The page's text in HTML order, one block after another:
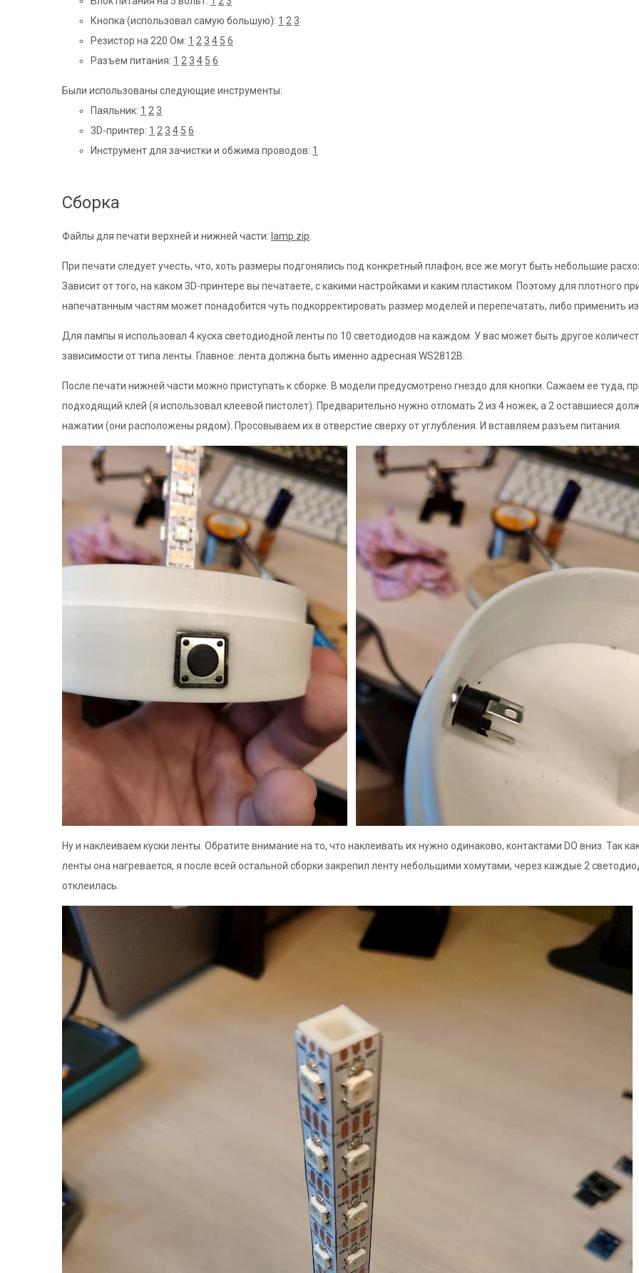
Кнопка (использовал самую большую): 1 2 3
Резистор на 220 Ом: 1 2 3 4 5 6
Разъем питания: 1 2 3 4 5 6
Были использованы следующие инструменты:
Паяльник: 1 2 3
3D-принтер: 1 2 3 4 5 6
Инструмент для зачистки и обжима проводов: 1
Сборка
Файлы для печати верхней и нижней части: lamp.zip
При печати следует учесть, что, хоть размеры подгонялись под конкретный плафон, все же могут быть небольшие
Зависит от того, на каком 3D-принтере вы печатаете, с какими настройками и каким пластиком. Поэтому для плотного
напечатанным частям может понадобится чуть подкорректировать размер моделей и перепечатать, либо применить
Для лампы я использовал 4 куска светодиодной ленты по 10 светодиодов на каждом. У вас может быть другое
зависимости от типа ленты. Главное: лента должна быть именно адресная WS2812B.
После печати нижней части можно приступать к сборке. В модели предусмотрено гнездо для кнопки. Сажаем ее туда,
подходящий клей (я использовал клеевой пистолет). Предварительно нужно отломать 2 из 4 ножек, а 2 оставшиеся
нажатии (они расположены рядом). Просовываем их в отверстие сверху от углубления. И вставляем разъем питания.
Ну и наклеиваем куски ленты. Обратите внимание на то, что наклеивать их нужно одинаково, контактами DO вниз. Так
ленты она нагревается, я после всей остальной сборки закрепил ленту небольшими хомутами, через каждые 2
отклеилась.